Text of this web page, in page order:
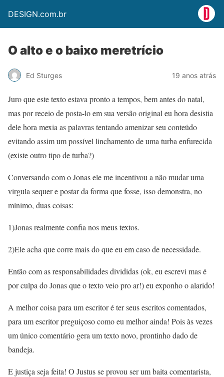
DESIGN.com.br
O alto e o baixo meretrício
Ed Sturges 19 anos atrás
Juro que este texto estava pronto a tempos, bem antes do natal,
mas por receio de posta-lo em sua versão original eu hora desistia
dele hora mexia as palavras tentando amenizar seu conteúdo
evitando assim um possível linchamento de uma turba enfurecida
(existe outro tipo de turba?)
Conversando com o Jonas ele me incentivou a não mudar uma
virgula sequer e postar da forma que fosse, isso demonstra, no
mínimo, duas coisas:
1)Jonas realmente confia nos meus textos.
2)Ele acha que corre mais do que eu em caso de necessidade.
Então com as responsabilidades divididas (ok, eu escrevi mas é
por culpa do Jonas que o texto veio pro ar!) eu exponho o alarido!
A melhor coisa para um escritor é ter seus escritos comentados,
para um escritor preguiçoso como eu melhor ainda! Pois às vezes
um único comentário gera um texto novo, prontinho dado de
bandeja.
E justiça seja feita! O Justus se provou ser um baita comentarista,